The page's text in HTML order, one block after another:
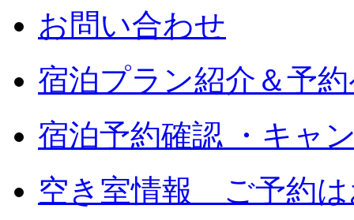
お問い合わせ
宿泊プラン紹介＆予
宿泊予約確認 ・キャ
空き室情報 ご予約は